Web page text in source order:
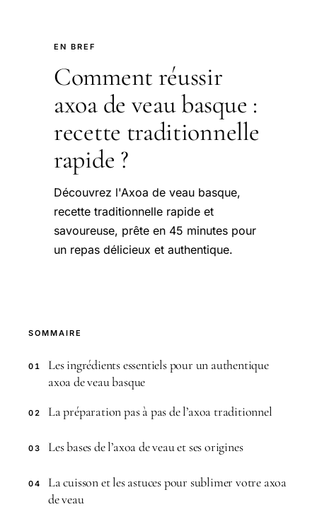
EN BREF
Comment réussir
axoa de veau basque :
recette traditionnelle
rapide ?
Découvrez l'Axoa de veau basque,
recette traditionnelle rapide et
savoureuse, prête en 45 minutes pour
un repas délicieux et authentique.
SOMMAIRE
01
Les ingrédients essentiels pour un authentique
axoa de veau basque
02 La préparation pas à pas de l’axoa traditionnel
03 Les bases de l’axoa de veau et ses origines
04
La cuisson et les astuces pour sublimer votre axoa
de veau